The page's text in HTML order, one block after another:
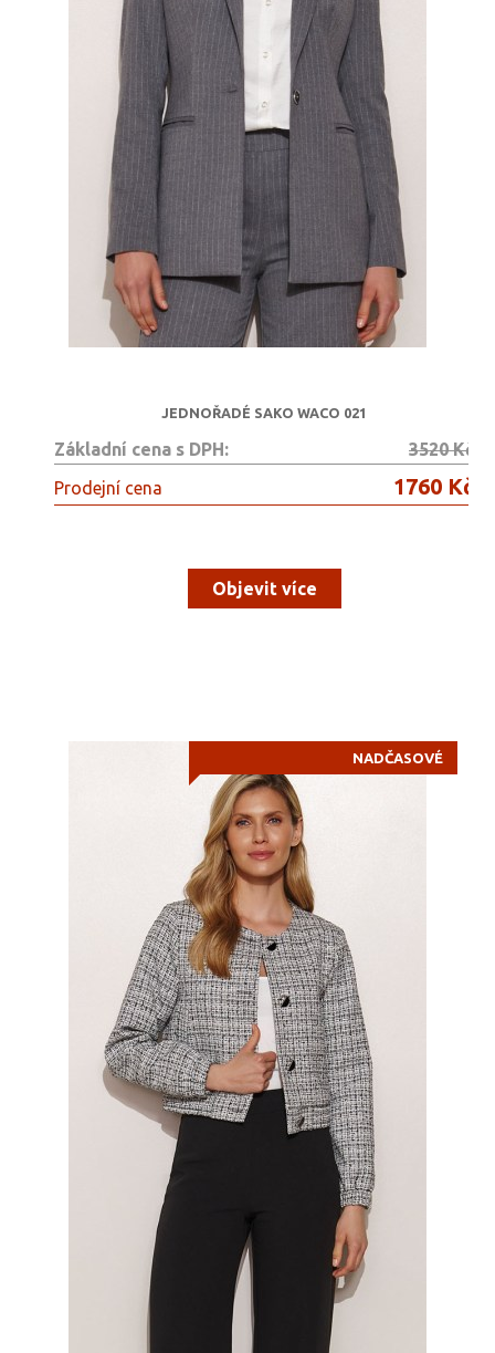
JEDNOŘADÉ SAKO WACO 021
Základní cena s DPH:
3520 Kč
Prodejní cena
1760 Kč
Objevit více
NADČASOVÉ